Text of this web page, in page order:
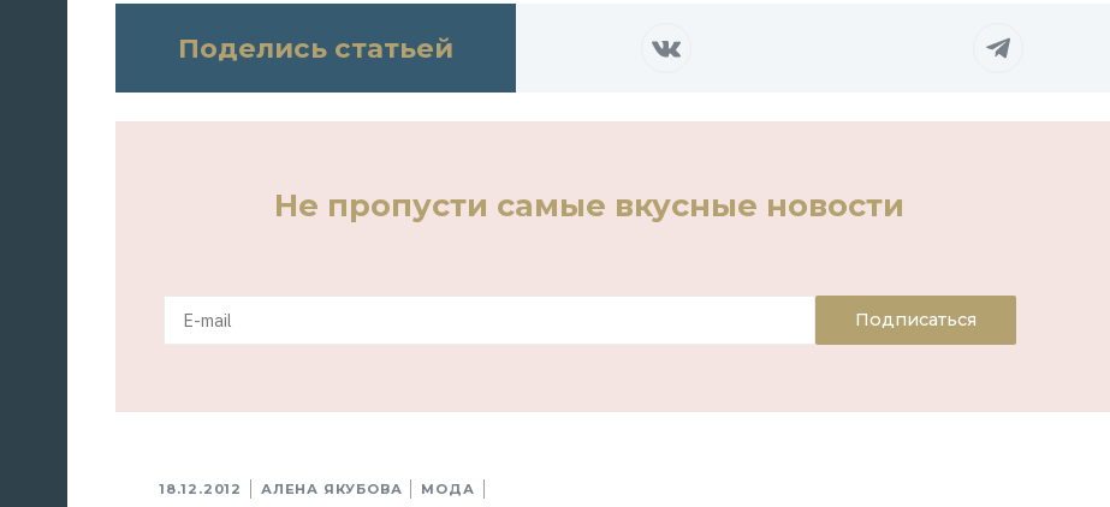
Поделись статьей
Не пропусти самые вкусные новости
Подписаться
18.12.2012 АЛЕНА ЯКУБОВА МОДА